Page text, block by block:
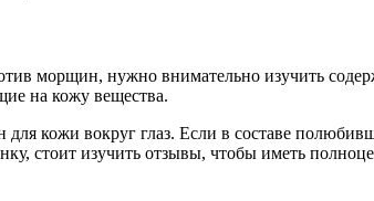
морщин, нужно внимательно изучить
на кожу вещества.
кожи вокруг глаз. Если в составе
стоит изучить отзывы, чтобы иметь